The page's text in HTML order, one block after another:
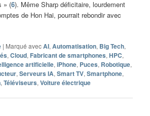
» (6). Même Sharp déficitaire, lourdement
de Hon Hai, pourrait rebondir avec
| Marqué avecAI,Automatisation, Big Tech,
,Cloud, Fabricant de smartphones,HPC,
artificielle,iPhone, Puces, Robotique,
,Serveurs IA,Smart TV,Smartphone,
,Téléviseurs,Voiture électrique